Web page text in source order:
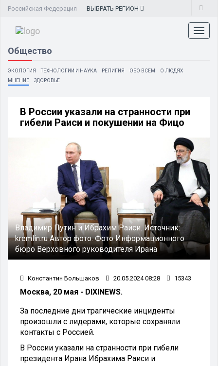
Российская Федерация ВЫБРАТЬ РЕГИОН
Общество
ЭКОЛОГИЯ ТЕХНОЛОГИИ И НАУКА РЕЛИГИЯ ОБО ВСЕМ
О ЛЮДЯХ
МНЕНИЕ
ЗДОРОВЬЕ
В России указали на странности при
гибели Раиси и покушении на Фицо
Владимир Путин и Ибрахим Раиси.Источник:
kremlin.ruАвтор фото:Фото Информационного
бюро Верховного руководителя Ирана
Константин Большаков 20.05.2024 08:28 15343
Москва, 20 мая - DIXINEWS.
За последние дни трагические инциденты
произошли с лидерами, которые сохраняли
контакты с Россией.
В России указали на странности при гибели
президента Ирана Ибрахима Раиси и